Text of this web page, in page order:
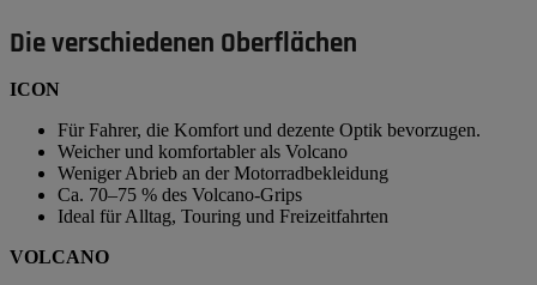
Die verschiedenen Oberflächen
ICON
Für Fahrer, die Komfort und dezente Optik bevorzugen.
Weicher und komfortabler als Volcano
Weniger Abrieb an der Motorradbekleidung
Ca. 70–75 % des Volcano-Grips
Ideal für Alltag, Touring und Freizeitfahrten
VOLCANO